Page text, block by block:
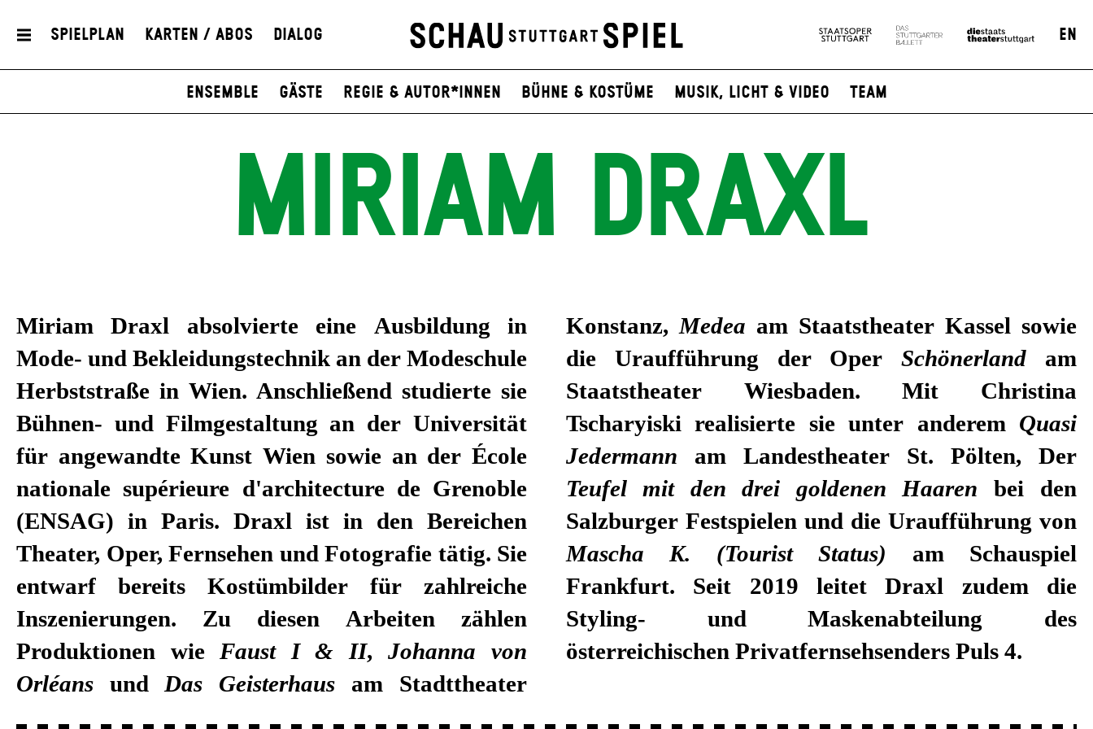
Spielplan Karten / Abos Dialog EN
Ensemble Gäste Regie & Autor*innen Bühne & Kostüme Musik, Licht & Video Team
MIRIAM DRAXL
Miriam Draxl absolvierte eine Ausbildung in
Mode- und Bekleidungstechnik an der Modeschule
Herbststraße in Wien. Anschließend studierte sie
Bühnen- und Filmgestaltung an der Universität
für angewandte Kunst Wien sowie an der École
nationale supérieure d'architecture de Grenoble
(ENSAG) in Paris. Draxl ist in den Bereichen
Theater, Oper, Fernsehen und Fotografie tätig. Sie
entwarf bereits Kostümbilder für zahlreiche
Inszenierungen. Zu diesen Arbeiten zählen
Produktionen wie Faust I & II, Johanna von
Orléans und Das Geisterhaus am Stadttheater
Konstanz, Medea am Staatstheater Kassel sowie
die Uraufführung der Oper Schönerland am
Staatstheater Wiesbaden. Mit Christina
Tscharyiski realisierte sie unter anderem Quasi
Jedermann am Landestheater St. Pölten, Der
Teufel mit den drei goldenen Haaren bei den
Salzburger Festspielen und die Uraufführung von
Mascha K. (Tourist Status) am Schauspiel
Frankfurt. Seit 2019 leitet Draxl zudem die
Styling- und Maskenabteilung des
österreichischen Privatfernsehsenders Puls 4.